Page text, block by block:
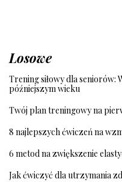
Losowe
Trening siłowy dla seniorów:
późniejszym wieku
Twój plan treningowy na
8 najlepszych ćwiczeń na
6 metod na zwiększenie
Jak ćwiczyć dla utrzymania